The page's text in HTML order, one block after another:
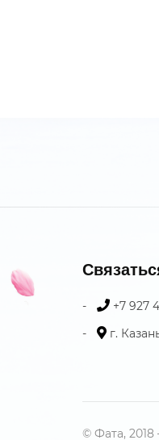
+7 927
г.
© Фата,